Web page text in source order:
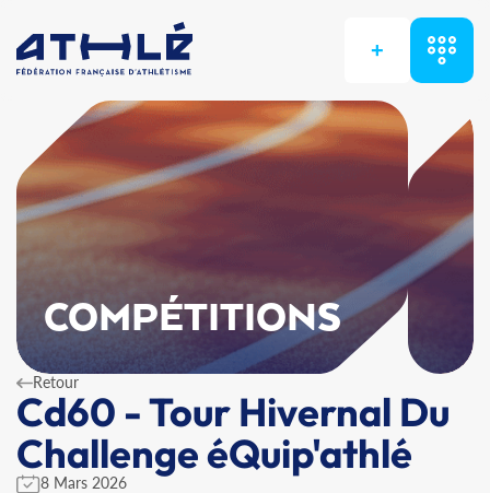
+
COMPÉTITIONS
Retour
Cd60 - Tour Hivernal Du
Challenge éQuip'athlé
8 Mars 2026